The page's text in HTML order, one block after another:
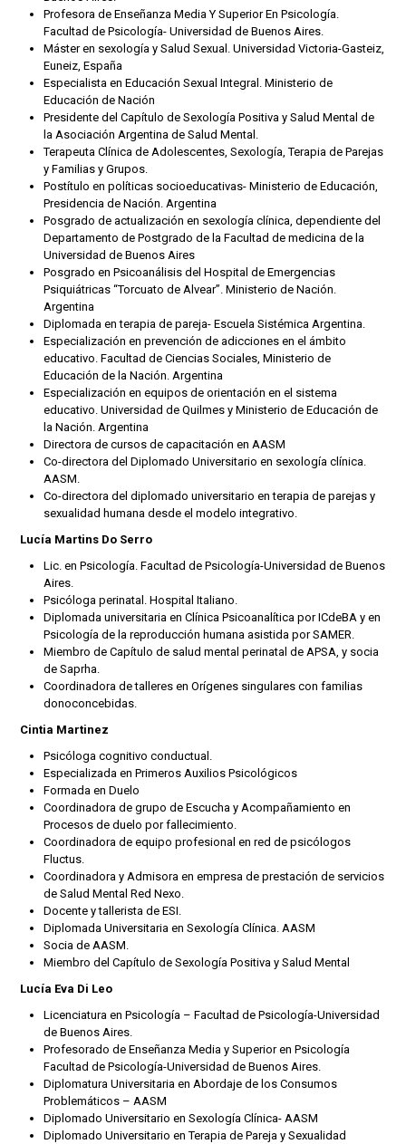
Profesora de Enseñanza Media Y Superior En Psicología.
Facultad de Psicología- Universidad de Buenos Aires.
Máster en sexología y Salud Sexual. Universidad Victoria-Gasteiz,
Euneiz, España
Especialista en Educación Sexual Integral. Ministerio de
Educación de Nación
Presidente del Capítulo de Sexología Positiva y Salud Mental de
la Asociación Argentina de Salud Mental.
Terapeuta Clínica de Adolescentes, Sexología, Terapia de Parejas
y Familias y Grupos.
Postítulo en políticas socioeducativas- Ministerio de Educación,
Presidencia de Nación. Argentina
Posgrado de actualización en sexología clínica, dependiente del
Departamento de Postgrado de la Facultad de medicina de la
Universidad de Buenos Aires
Posgrado en Psicoanálisis del Hospital de Emergencias
Psiquiátricas “Torcuato de Alvear”. Ministerio de Nación.
Argentina
Diplomada en terapia de pareja- Escuela Sistémica Argentina.
Especialización en prevención de adicciones en el ámbito
educativo. Facultad de Ciencias Sociales, Ministerio de
Educación de la Nación. Argentina
Especialización en equipos de orientación en el sistema
educativo. Universidad de Quilmes y Ministerio de Educación de
la Nación. Argentina
Directora de cursos de capacitación en AASM
Co-directora del Diplomado Universitario en sexología clínica.
AASM.
Co-directora del diplomado universitario en terapia de parejas y
sexualidad humana desde el modelo integrativo.
Lucía Martins Do Serro
Lic. en Psicología. Facultad de Psicología-Universidad de Buenos
Aires.
Psicóloga perinatal. Hospital Italiano.
Diplomada universitaria en Clínica Psicoanalítica por ICdeBA y en
Psicología de la reproducción humana asistida por SAMER.
Miembro de Capítulo de salud mental perinatal de APSA, y socia
de Saprha.
Coordinadora de talleres en Orígenes singulares con familias
donoconcebidas.
Cintia Martinez
Psicóloga cognitivo conductual.
Especializada en Primeros Auxilios Psicológicos
Formada en Duelo
Coordinadora de grupo de Escucha y Acompañamiento en
Procesos de duelo por fallecimiento.
Coordinadora de equipo profesional en red de psicólogos
Fluctus.
Coordinadora y Admisora en empresa de prestación de servicios
de Salud Mental Red Nexo.
Docente y tallerista de ESI.
Diplomada Universitaria en Sexología Clínica. AASM
Socia de AASM.
Miembro del Capítulo de Sexología Positiva y Salud Mental
Lucía Eva Di Leo
Licenciatura en Psicología – Facultad de Psicología-Universidad
de Buenos Aires.
Profesorado de Enseñanza Media y Superior en Psicología
Facultad de Psicología-Universidad de Buenos Aires.
Diplomatura Universitaria en Abordaje de los Consumos
Problemáticos – AASM
Diplomado Universitario en Sexología Clínica- AASM
Diplomado Universitario en Terapia de Pareja y Sexualidad